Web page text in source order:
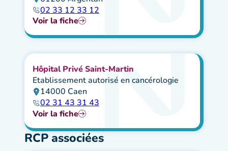
02 33 12 33 12
Voir la fiche
Hôpital Privé Saint-Martin
Etablissement autorisé en cancérologie
14000 Caen
02 31 43 31 43
Voir la fiche
RCP associées